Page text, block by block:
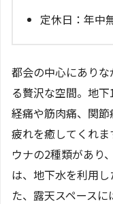
定休日：年中
都会の中心にあり
る贅沢な空間。地
経痛や筋肉痛、関
疲れを癒してくれ
ウナの2種類があり
は、地下水を利用
た、露天スペース